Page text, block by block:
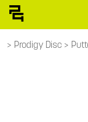
Prodigy Disc